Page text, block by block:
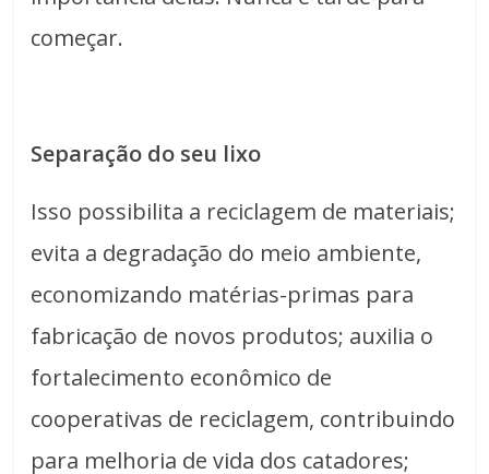
começar.
Separação do seu lixo
Isso possibilita a reciclagem de materiais;
evita a degradação do meio ambiente,
economizando matérias-primas para
fabricação de novos produtos; auxilia o
fortalecimento econômico de
cooperativas de reciclagem, contribuindo
para melhoria de vida dos catadores;